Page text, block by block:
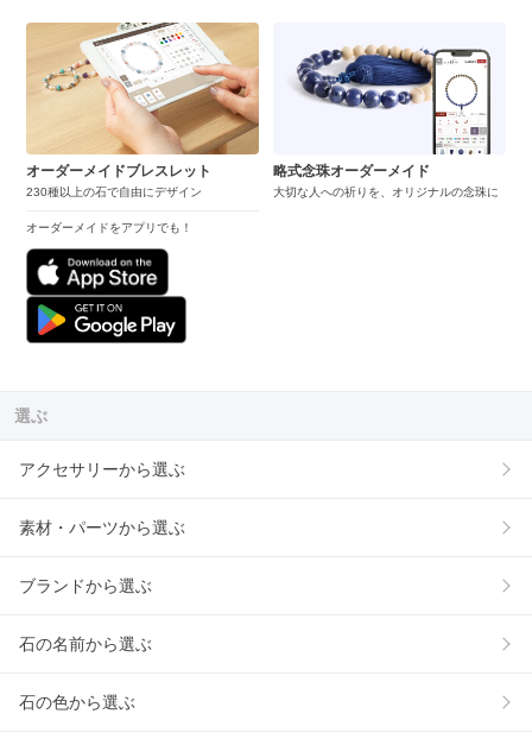
オーダーメイドブレスレット
230種以上の石で自由にデザイン
オーダーメイドをアプリでも！
略式念珠オーダーメイド
大切な人への祈りを、オリジナルの念珠に
選ぶ
アクセサリーから選ぶ
素材・パーツから選ぶ
ブランドから選ぶ
石の名前から選ぶ
石の色から選ぶ